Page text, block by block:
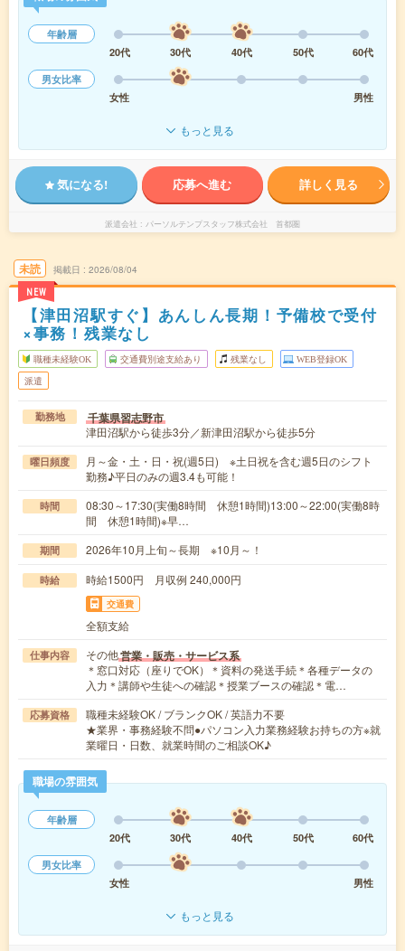
年齢層
20代
30代 40代 50代
60代
男女比率
女性
男性
もっと見る
気になる! 応募へ進む 詳しく見る
派遣会社 パーソルテンプスタッフ株式会社 首都圏
未読
NEW
掲載日 2026/08/04
【津田沼駅すぐ】あんしん長期！予備校で受付
×事務！残業なし
職種未経験OK 交通費別途支給あり 残業なし WEB登録OK
派遣
勤務地 千葉県習志野市
津田沼駅から徒歩3分／新津田沼駅から徒歩5分
曜日頻度
月～金・土・日・祝(週5日) ※土日祝を含む週5日のシフト
勤務♪平日のみの週3.4も可能！
時間
08:30～17:30(実働8時間 休憩1時間)13:00～22:00(実働8時
間 休憩1時間)※早…
期間 2026年10月上旬～長期 ※10月～！
時給 時給1500円 月収例 240,000円
交通費
全額支給
仕事内容 その他営業・販売・サービス系
＊窓口対応（座りでOK）＊資料の発送手続＊各種データの
入力＊講師や生徒への確認＊授業ブースの確認＊電…
応募資格
職種未経験OK / ブランクOK / 英語力不要
★業界・事務経験不問●パソコン入力業務経験お持ちの方※就
業曜日・日数、就業時間のご相談OK♪
職場の雰囲気
年齢層
20代
30代 40代 50代
60代
男女比率
女性
男性
もっと見る